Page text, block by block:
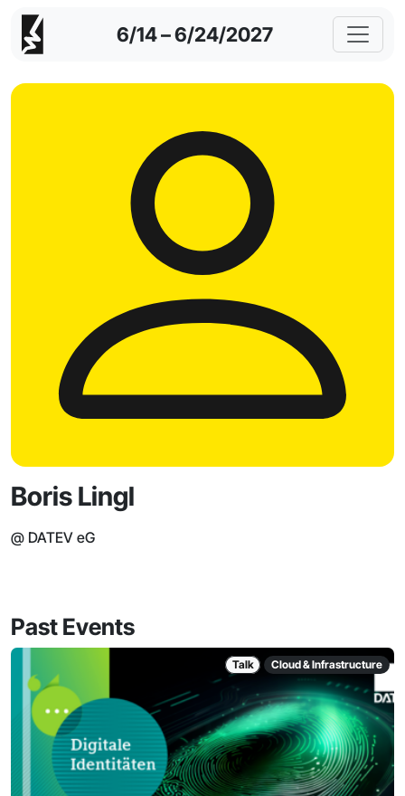
6/14 – 6/24/2027
Boris Lingl
@ DATEV eG
Past Events
Talk Cloud & Infrastructure